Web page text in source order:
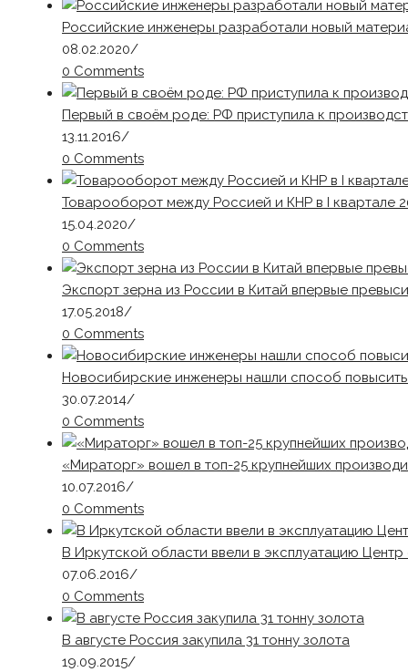
Российские инженеры разработали новый
08.02.2020/
0 Comments
Первый в своём роде: РФ приступила к
13.11.2016/
0 Comments
Товарооборот между Россией и КНР в I квартале
15.04.2020/
0 Comments
Экспорт зерна из России в Китай впервые
17.05.2018/
0 Comments
Новосибирские инженеры нашли способ
30.07.2014/
0 Comments
«Мираторг» вошел в топ-25 крупнейших
10.07.2016/
0 Comments
В Иркутской области ввели в эксплуатацию
07.06.2016/
0 Comments
В августе Россия закупила 31 тонну золота
19.09.2015/